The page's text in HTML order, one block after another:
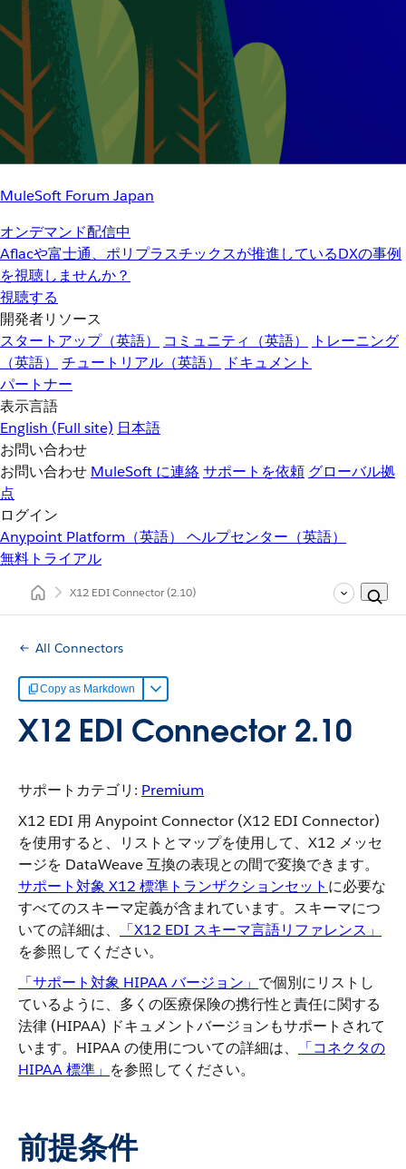
MuleSoft Forum Japan
オンデマンド配信中
Aflacや富士通、ポリプラスチックスが推進しているDXの事例
を視聴しませんか？
視聴する
開発者リソース
スタートアップ（英語）
コミュニティ（英語）
トレーニング
（英語）
チュートリアル（英語）
ドキュメント
パートナー
表示言語
English (Full site) 日本語
お問い合わせ
お問い合わせ MuleSoft に連絡サポートを依頼 グローバル拠
点
ログイン
Anypoint Platform（英語） ヘルプセンター（英語）
無料トライアル
X12 EDI Connector(2.10)
All Connectors
Copy as Markdown
X12 EDI Connector 2.10
サポートカテゴリ: Premium
X12 EDI 用 Anypoint Connector (X12 EDI Connector)
を使用すると、リストとマップを使用して、X12 メッセ
ージを DataWeave 互換の表現との間で変換できます。
サポート対象 X12 標準トランザクションセット ​に必要な
すべてのスキーマ定義が含まれています。スキーマにつ
いての詳細は、​
「X12 EDI スキーマ言語リファレンス」
を参照してください。
「サポート対象 HIPAA バージョン」 ​で個別にリストし
ているように、多くの医療保険の携行性と責任に関する
法律 (HIPAA) ドキュメントバージョンもサポートされて
います。HIPAA の使用についての詳細は、​
「コネクタの
HIPAA 標準」 ​を参照してください。
前提条件